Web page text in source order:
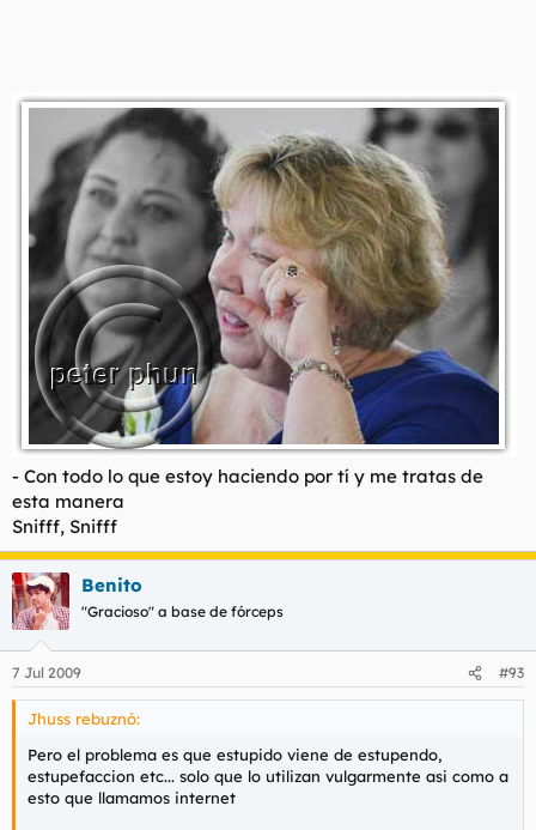
- Con todo lo que estoy haciendo por tí y me tratas de
esta manera
Snifff, Snifff
Benito
"Gracioso" a base de fórceps
7 Jul 2009 #93
Jhuss rebuznó:
Pero el problema es que estupido viene de estupendo,
estupefaccion etc... solo que lo utilizan vulgarmente asi como a
esto que llamamos internet